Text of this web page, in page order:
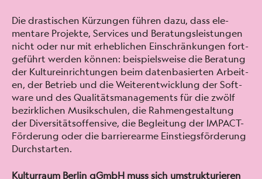
Die drastis­chen Kürzun­gen führen dazu, dass ele­
mentare Pro­jek­te, Ser­vices und Beratungsleis­tun­gen
nicht oder nur mit erhe­blichen Ein­schränkun­gen fort­
ge­führt wer­den kön­nen: beispiel­sweise die Beratung
der Kul­turein­rich­tun­gen beim daten­basierten Arbeit­
en, der Betrieb und die Weit­er­en­twick­lung der Soft­
ware und des Qual­itäts­man­age­ments für die zwölf
bezirk­lichen Musikschulen, die Rah­mengestal­tung
der Diver­sität­sof­fen­sive, die Begleitung der IMPACT-
Förderung oder die bar­ri­erearme Ein­stiegs­förderung
Durch­starten.
Kul­tur­raum Berlin gGmbH muss sich umstruk­turi­eren